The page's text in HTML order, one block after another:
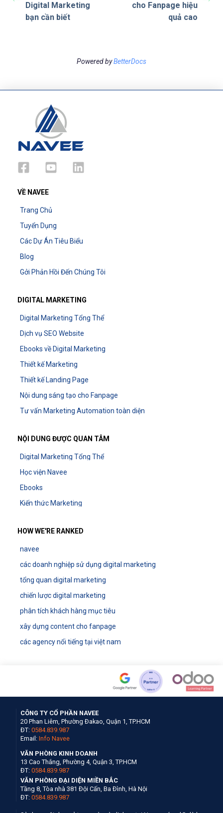
Digital Marketing
bạn cần biết
cho Fanpage hiệu
quả cao
Powered byBetterDocs
VỀ NAVEE
Trang Chủ
Tuyển Dụng
Các Dự Án Tiêu Biểu
Blog
Gởi Phản Hồi Đến Chúng Tôi
DIGITAL MARKETING
Digital Marketing Tổng Thể
Dịch vụ SEO Website
Ebooks về Digital Marketing
Thiết kế Marketing
Thiết kế Landing Page
Nội dung sáng tạo cho Fanpage
Tư vấn Marketing Automation toàn diện
NỘI DUNG ĐƯỢC QUAN TÂM
Digital Marketing Tổng Thể
Học viện Navee
Ebooks
Kiến thức Marketing
HOW WE'RE RANKED
navee
các doanh nghiệp sử dụng digital marketing
tổng quan digital marketing
chiến lược digital marketing
phân tích khách hàng mục tiêu
xây dựng content cho fanpage
các agency nổi tiếng tại việt nam
CÔNG TY CỔ PHẦN NAVEE
20 Phan Liêm, Phường Đakao, Quận 1, TP.HCM
ĐT: 0584.839.987
Email: Info Navee
VĂN PHÒNG KINH DOANH
13 Cao Thắng, Phường 4, Quận 3, TP.HCM
ĐT: 0584.839.987
VĂN PHÒNG ĐẠI DIỆN MIỀN BẮC
Tầng 8, Tòa nhà 381 Đội Cấn, Ba Đình, Hà Nội
ĐT: 0584.839.987